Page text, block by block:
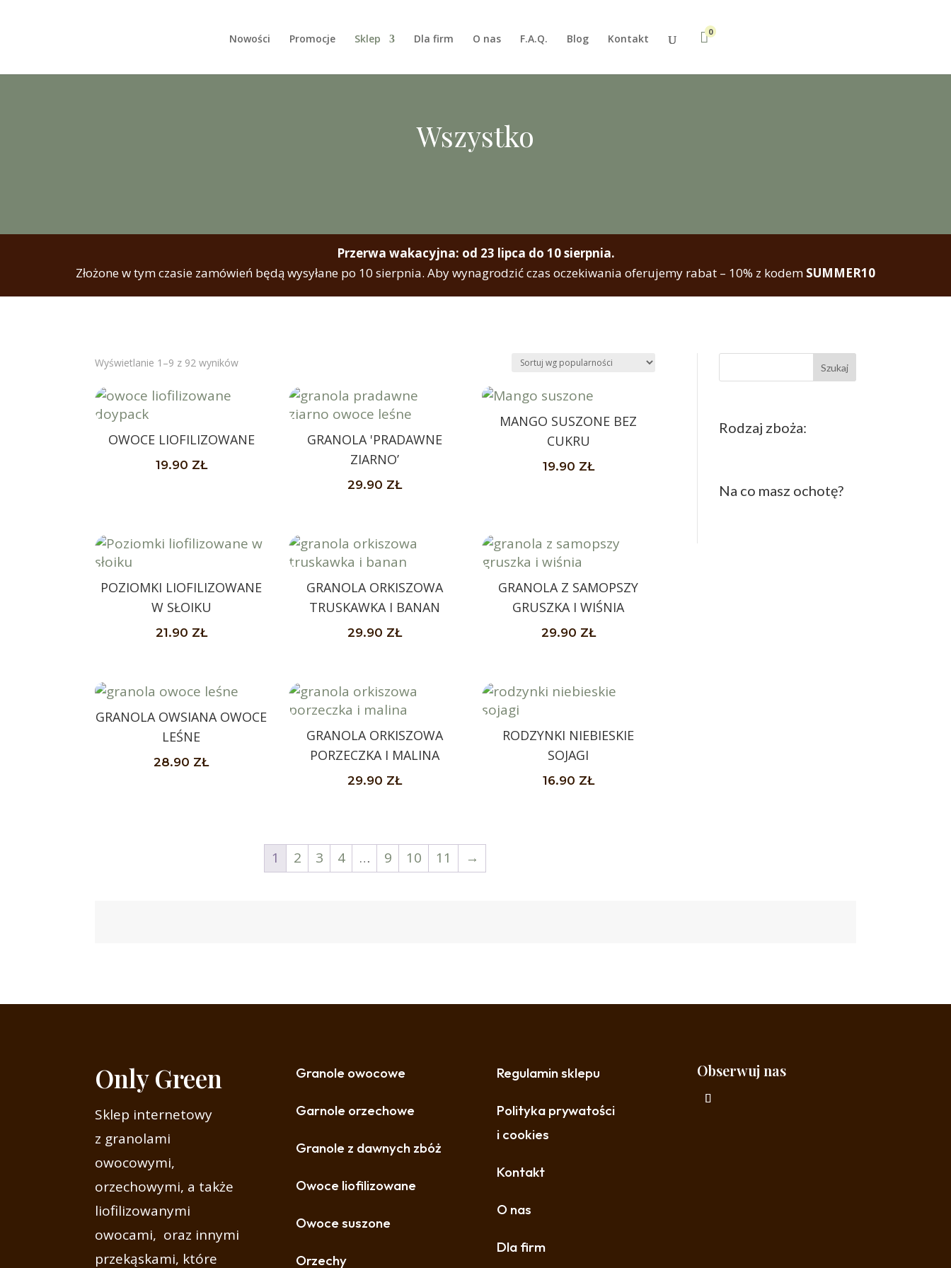
Nowości Promocje Sklep Dla firm O nas F.A.Q. Blog Kontakt 0
Wszystko
Przerwa wakacyjna: od 23 lipca do 10 sierpnia.
Złożone w tym czasie zamówień będą wysyłane po 10 sierpnia. Aby wynagrodzić czas oczekiwania oferujemy rabat – 10% z kodem SUMMER10
Wyświetlanie 1–9 z 92 wynikówPosortowane
popularności
OWOCE LIOFILIZOWANE
19.90 ZŁ
GRANOLA 'PRADAWNE
ZIARNO’
29.90 ZŁ
MANGO SUSZONE BEZ
CUKRU
19.90 ZŁ
POZIOMKI LIOFILIZOWANE
W SŁOIKU
21.90 ZŁ
GRANOLA ORKISZOWA
TRUSKAWKA I BANAN
29.90 ZŁ
GRANOLA Z SAMOPSZY
GRUSZKA I WIŚNIA
29.90 ZŁ
GRANOLA OWSIANA OWOCE
LEŚNE
28.90 ZŁ
GRANOLA ORKISZOWA
PORZECZKA I MALINA
29.90 ZŁ
RODZYNKI NIEBIESKIE
SOJAGI
16.90 ZŁ
1 2 3 4 … 9 10 11 →
Szukaj
Rodzaj zboża:
Na co masz ochotę?
Only Green
Sklep internetowy
z granolami
owocowymi,
orzechowymi, a także
liofilizowanymi
owocami, oraz innymi
przekąskami, które
Granole owocowe
Garnole orzechowe
Granole z dawnych zbóż
Owoce liofilizowane
Owoce suszone
Orzechy
Regulamin sklepu
Polityka prywatości
i cookies
Kontakt
O nas
Dla firm
Obserwuj nas